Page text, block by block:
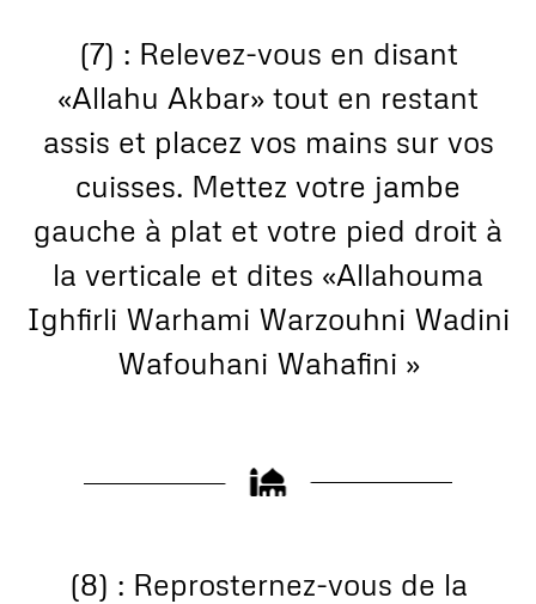
(7) : Relevez-vous en disant
«Allahu Akbar» tout en restant
assis et placez vos mains sur vos
cuisses. Mettez votre jambe
gauche à plat et votre pied droit à
la verticale et dites «Allahouma
Ighfirli Warhami Warzouhni Wadini
Wafouhani Wahafini »
(8) : Reprosternez-vous de la